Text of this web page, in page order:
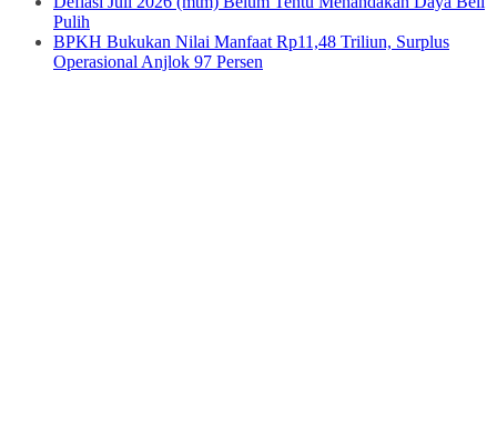
Pulih
BPKH Bukukan Nilai Manfaat Rp11,48 Triliun, Surplus
Operasional Anjlok 97 Persen